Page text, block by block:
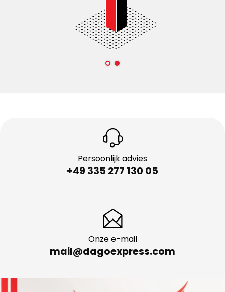
Persoonlijk advies
+49 335 277 130 05
Onze e-mail
mail@dagoexpress.com